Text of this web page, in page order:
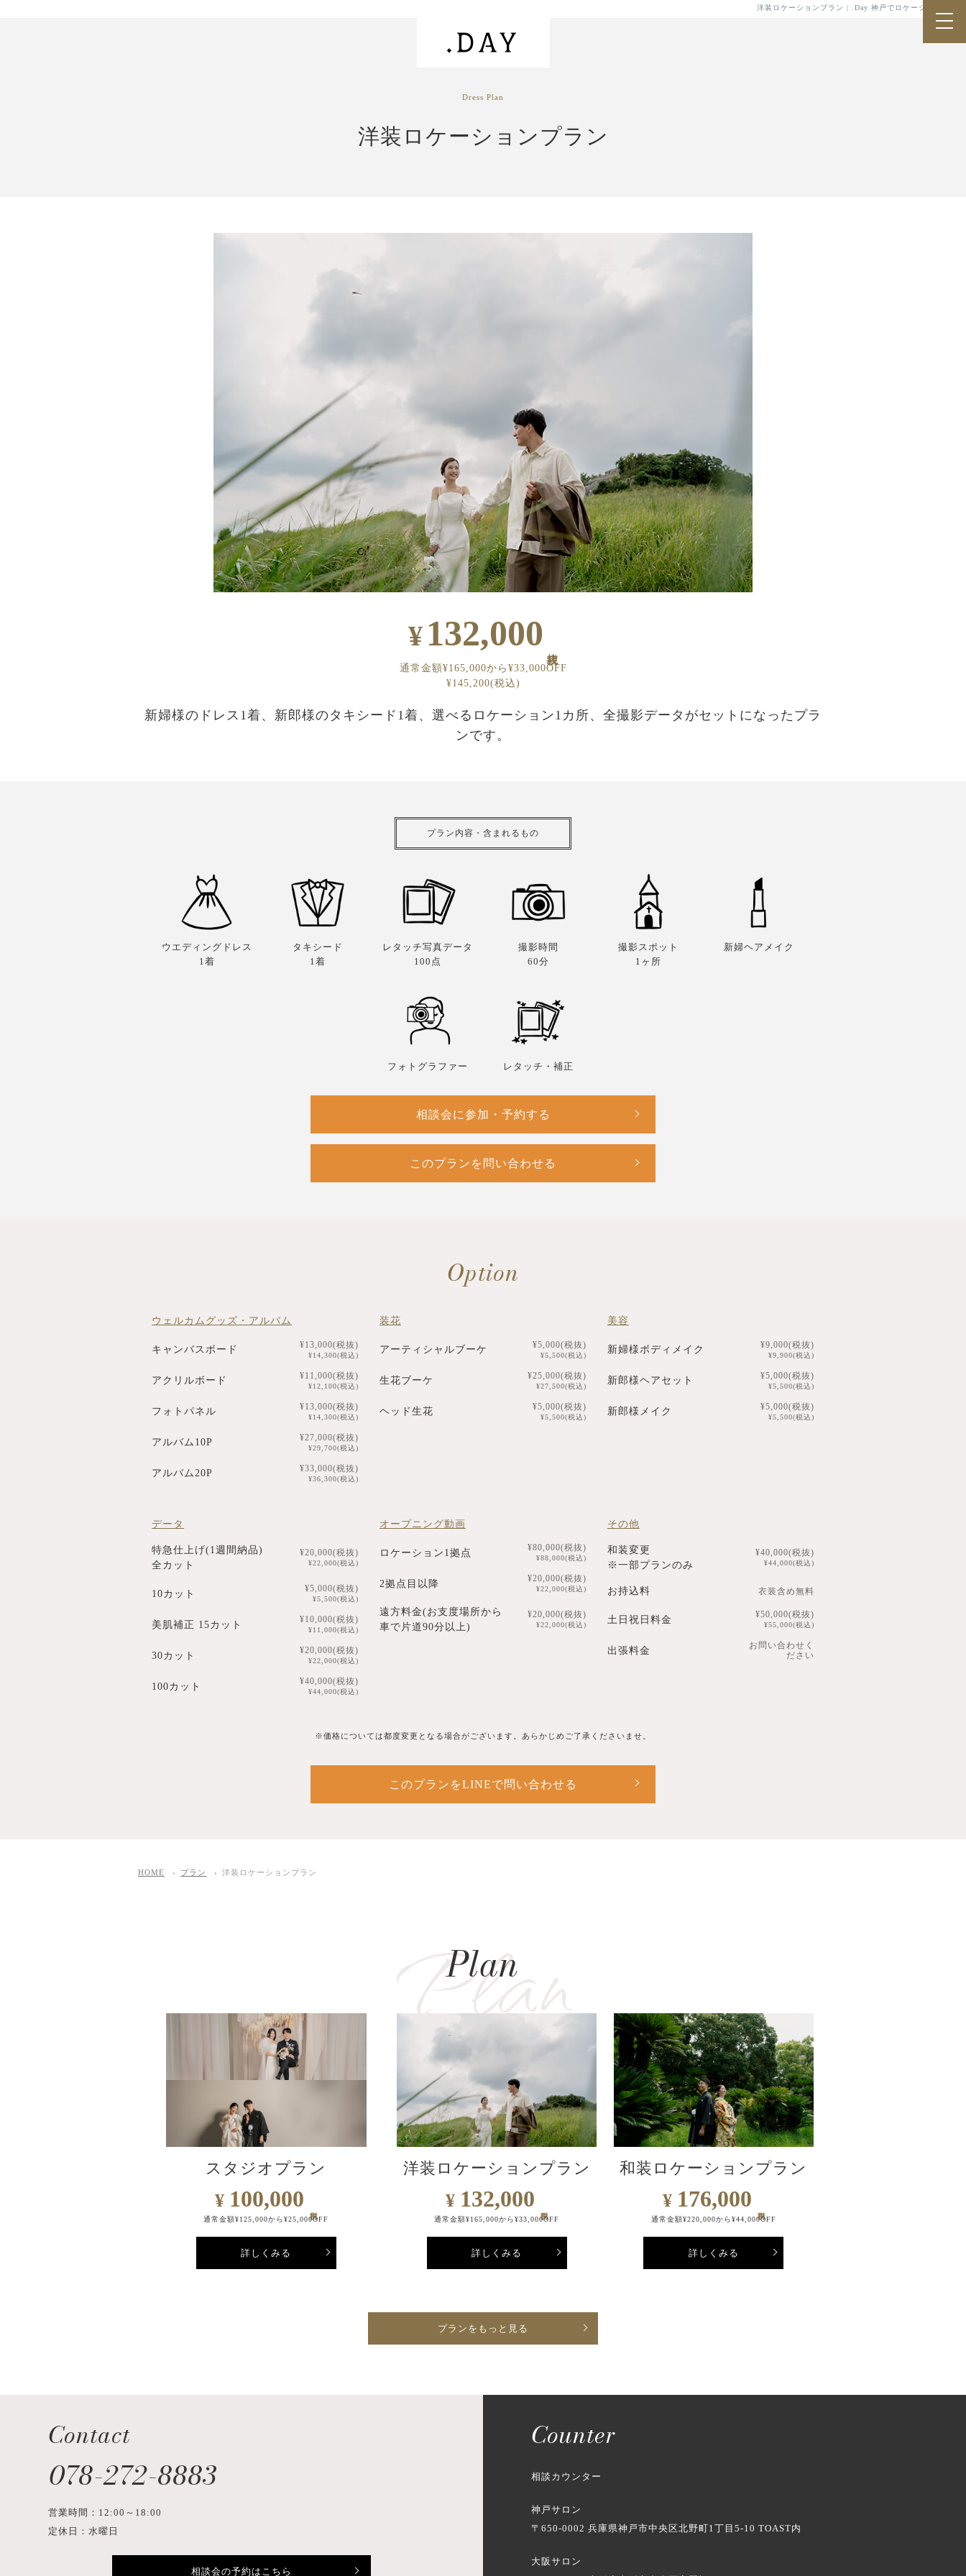
洋装ロケーションプラン | .Day 神戸でロケーション前撮り
Dress Plan
洋装ロケーションプラン
¥ 132,000
通常金額¥165,000から¥33,000OFF
¥145,200(税込)
新婦様のドレス1着、新郎様のタキシード1着、選べるロケーション1カ所、全撮影データがセットになったプラ
ンです。
プラン内容・含まれるもの
ウエディングドレス
1着
タキシード
1着
レタッチ写真データ
100点
撮影時間
60分
撮影スポット
1ヶ所
新婦ヘアメイク
フォトグラファー レタッチ・補正
相談会に参加・予約する
このプランを問い合わせる
Option
ウェルカムグッズ・アルバム
キャンバスボード ¥13,000(税抜)
¥14,300(税込)
アクリルボード ¥11,000(税抜)
¥12,100(税込)
フォトパネル ¥13,000(税抜)
¥14,300(税込)
アルバム10P ¥27,000(税抜)
¥29,700(税込)
アルバム20P ¥33,000(税抜)
¥36,300(税込)
装花
アーティシャルブーケ ¥5,000(税抜)
¥5,500(税込)
生花ブーケ ¥25,000(税抜)
¥27,500(税込)
ヘッド生花 ¥5,000(税抜)
¥5,500(税込)
美容
新婦様ボディメイク ¥9,000(税抜)
¥9,900(税込)
新郎様ヘアセット ¥5,000(税抜)
¥5,500(税込)
新郎様メイク ¥5,000(税抜)
¥5,500(税込)
データ
特急仕上げ(1週間納品)
全カット
¥20,000(税抜)
¥22,000(税込)
10カット ¥5,000(税抜)
¥5,500(税込)
美肌補正 15カット ¥10,000(税抜)
¥11,000(税込)
30カット ¥20,000(税抜)
¥22,000(税込)
100カット ¥40,000(税抜)
¥44,000(税込)
オープニング動画
ロケーション1拠点 ¥80,000(税抜)
¥88,000(税込)
2拠点目以降 ¥20,000(税抜)
¥22,000(税込)
遠方料金(お支度場所から
車で片道90分以上)
¥20,000(税抜)
¥22,000(税込)
その他
和装変更
※一部プランのみ
¥40,000(税抜)
¥44,000(税込)
お持込料 衣装含め無料
土日祝日料金 ¥50,000(税抜)
¥55,000(税込)
出張料金
お問い合わせく
ださい
※価格については都度変更となる場合がございます。あらかじめご了承くださいませ。
このプランをLINEで問い合わせる
HOME プラン 洋装ロケーションプラン
Plan
スタジオプラン
¥ 100,000
通常金額¥125,000から¥25,000OFF
詳しくみる
洋装ロケーションプラン
¥ 132,000
通常金額¥165,000から¥33,000OFF
詳しくみる
和装ロケーションプラン
¥ 176,000
通常金額¥220,000から¥44,000OFF
詳しくみる
プランをもっと見る
Contact
078-272-8883
営業時間：12:00～18:00
定休日：水曜日
相談会の予約はこちら
Counter
相談カウンター
神戸サロン
〒650-0002 兵庫県神戸市中央区北野町1丁目5-10 TOAST内
大阪サロン